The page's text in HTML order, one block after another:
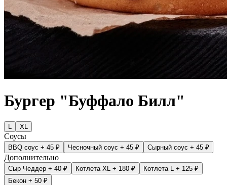
Бургер "Буффало Билл"
XL
Соусы
BBQ соус + 45 ₽ Чесночный соус + 45 ₽ Сырный соус + 45 ₽
Дополнительно
Сыр Чеддер + 40 ₽ Котлета XL + 180 ₽ Котлета L
+ 125 ₽
Бекон + 50 ₽